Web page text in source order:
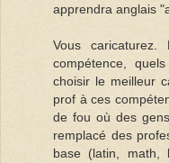
apprendra anglais
Vous
compétence,
choisir le meilleur
prof à ces
de fou où des
remplacé des
base (latin, math,